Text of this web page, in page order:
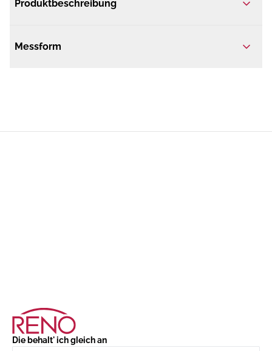
Produktbeschreibung
Messform
Die behalt' ich gleich an